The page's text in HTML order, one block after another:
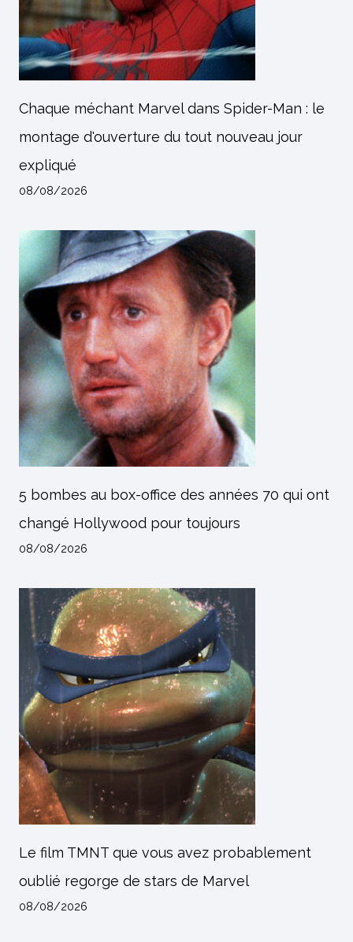
Chaque méchant Marvel dans Spider-Man : le
montage d'ouverture du tout nouveau jour
expliqué
08/08/2026
5 bombes au box-office des années 70 qui ont
changé Hollywood pour toujours
08/08/2026
Le film TMNT que vous avez probablement
oublié regorge de stars de Marvel
08/08/2026